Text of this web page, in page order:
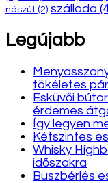
nászút (2) szálloda
Legújabb
tökéletes
Esküvői
érdemes
Így legyen
Kétszintes
Whisky
időszakra
Buszbérlés